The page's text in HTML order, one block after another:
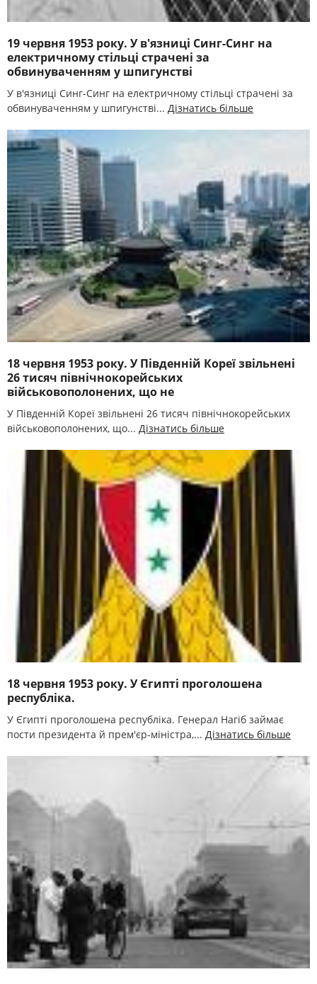
19 червня 1953 року. У в'язниці Синг-Синг на
електричному стільці страчені за
обвинуваченням у шпигунстві
У в'язниці Синг-Синг на електричному стільці страчені за
обвинуваченням у шпигунстві... Дізнатись більше
18 червня 1953 року. У Південній Кореї звільнені
26 тисяч північнокорейських
військовополонених, що не
У Південній Кореї звільнені 26 тисяч північнокорейських
військовополонених, що... Дізнатись більше
18 червня 1953 року. У Єгипті проголошена
республіка.
У Єгипті проголошена республіка. Генерал Нагіб займає
пости президента й прем'єр-міністра,... Дізнатись більше